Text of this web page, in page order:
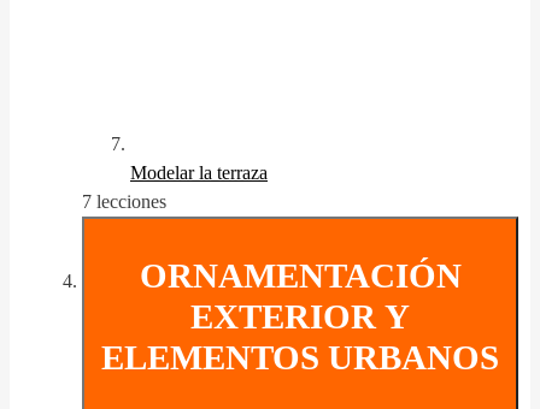
Modelar la terraza
7 lecciones
ORNAMENTACIÓN
EXTERIOR Y
ELEMENTOS URBANOS